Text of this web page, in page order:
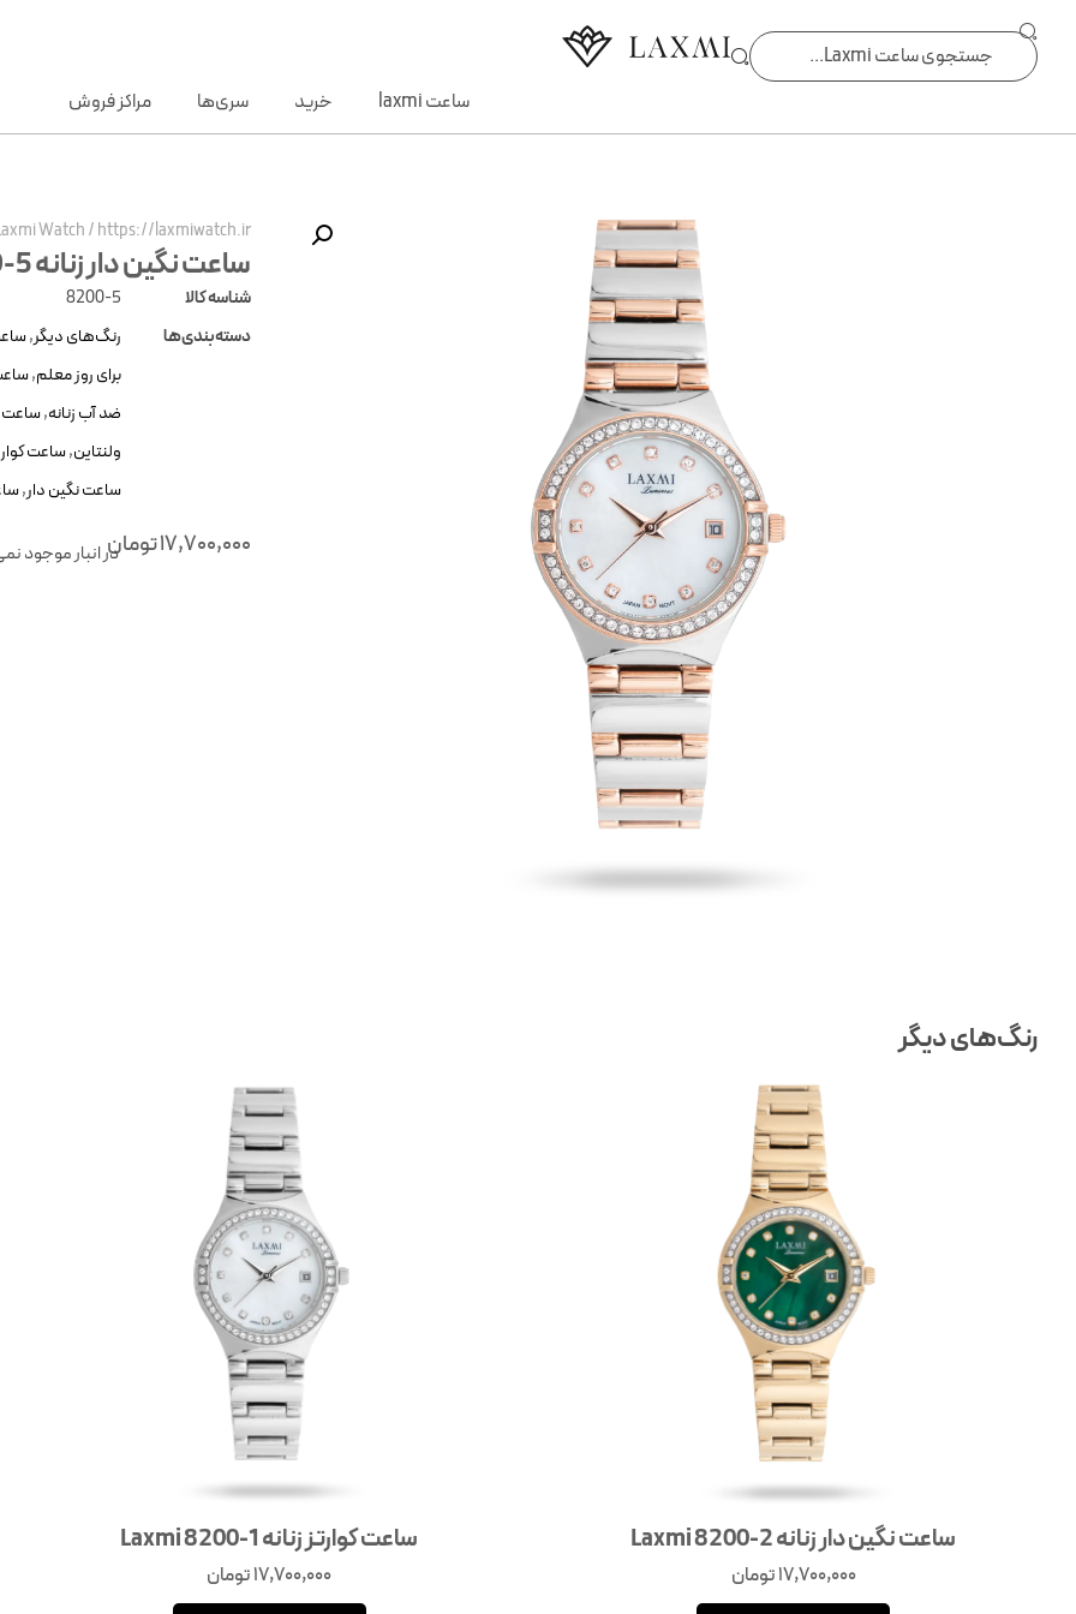
ساعت laxmi خرید سری‌ها مراکز فروش
Watch/https://laxmiwatch.ir/
ساعت نگین دار زنانه Laxmi 8200-5
شناسه کالا
8200-5
دسته‌بندی‌ها
رنگ‌های دیگر,
برای روز معلم,
ضد آب زنانه,ساعت
ولنتاین,ساعت
ساعت نگین دار,
17,700,000توماندر انبار موجود
رنگ‌های دیگر
ساعت نگین دار زنانه Laxmi 8200-2
17,700,000تومان
ساعت کوارتز زنانه Laxmi 8200-1
17,700,000تومان